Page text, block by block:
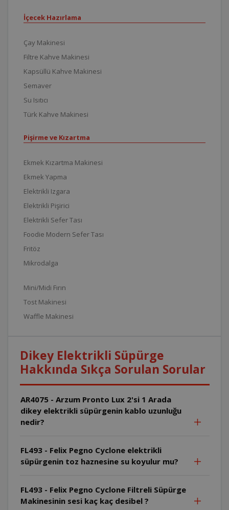
İçecek Hazırlama
Çay Makinesi
Filtre Kahve Makinesi
Kapsüllü Kahve Makinesi
Semaver
Su Isıtıcı
Türk Kahve Makinesi
Pişirme ve Kızartma
Ekmek Kızartma Makinesi
Ekmek Yapma
Elektrikli Izgara
Elektrikli Pişirici
Elektrikli Sefer Tası
Foodie Modern Sefer Tası
Fritöz
Mikrodalga
Mini/Midi Fırın
Tost Makinesi
Waffle Makinesi
Dikey Elektrikli Süpürge
Hakkında Sıkça Sorulan Sorular
AR4075 - Arzum Pronto Lux 2'si 1 Arada
dikey elektrikli süpürgenin kablo uzunluğu
nedir?
FL493 - Felix Pegno Cyclone elektrikli
süpürgenin toz haznesine su koyulur mu?
FL493 - Felix Pegno Cyclone Filtreli Süpürge
Makinesinin sesi kaç kaç desibel ?